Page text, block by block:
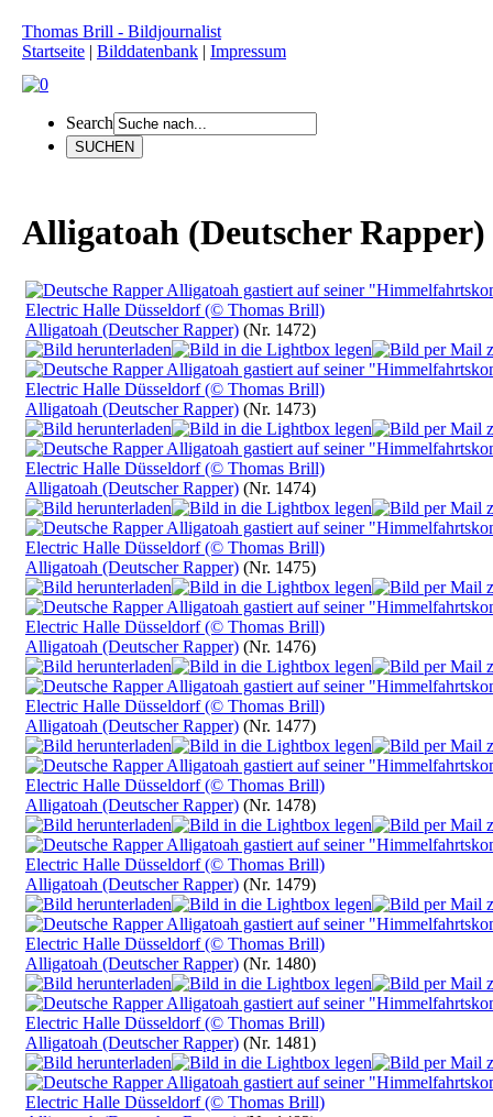
Thomas Brill - Bildjournalist
Startseite | Bilddatenbank | Impressum
Search
Alligatoah (Deutscher Rapper)
Alligatoah (Deutscher Rapper) (Nr. 1472)
Alligatoah (Deutscher Rapper) (Nr. 1473)
Alligatoah (Deutscher Rapper) (Nr. 1474)
Alligatoah (Deutscher Rapper) (Nr. 1475)
Alligatoah (Deutscher Rapper) (Nr. 1476)
Alligatoah (Deutscher Rapper) (Nr. 1477)
Alligatoah (Deutscher Rapper) (Nr. 1478)
Alligatoah (Deutscher Rapper) (Nr. 1479)
Alligatoah (Deutscher Rapper) (Nr. 1480)
Alligatoah (Deutscher Rapper) (Nr. 1481)